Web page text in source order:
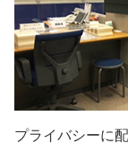
プライバシーに